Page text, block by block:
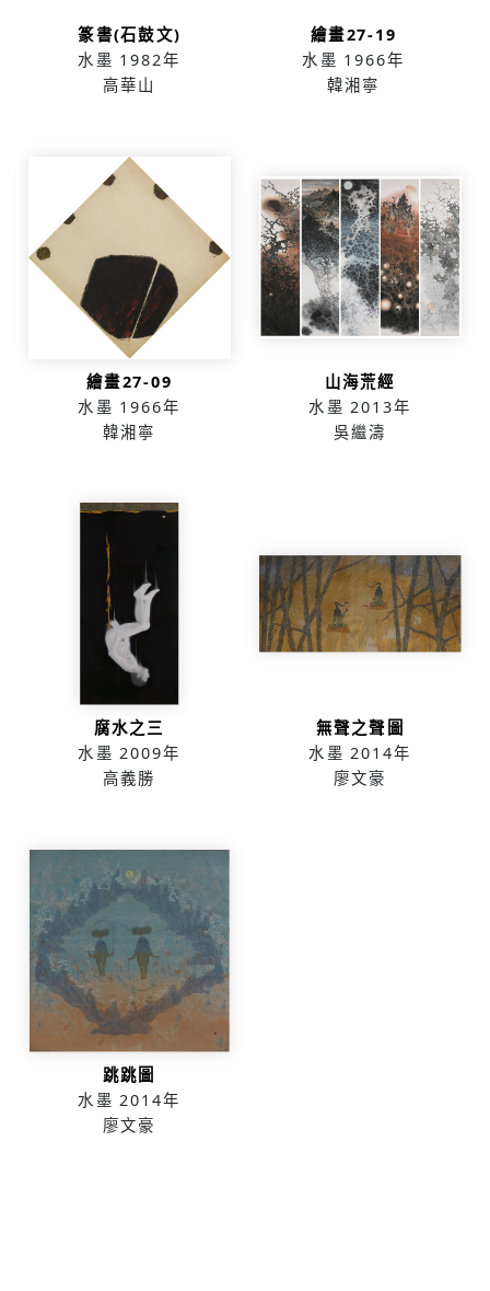
篆書(石鼓文)
水墨 1982年
高華山
繪畫27-19
水墨 1966年
韓湘寧
繪畫27-09
水墨 1966年
韓湘寧
山海荒經
水墨 2013年
吳繼濤
腐水之三
水墨 2009年
高義勝
無聲之聲圖
水墨 2014年
廖文豪
跳跳圖
水墨 2014年
廖文豪